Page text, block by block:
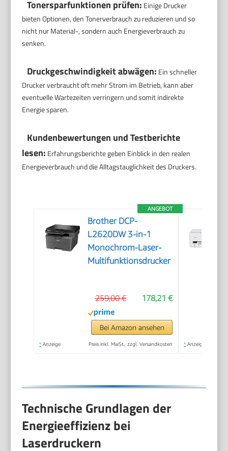
Tonersparfunktionen prüfen: Einige Drucker
bieten Optionen, den Tonerverbrauch zu reduzieren und so
nicht nur Material-, sondern auch Energieverbrauch zu
senken.
Druckgeschwindigkeit abwägen: Ein schneller
Drucker verbraucht oft mehr Strom im Betrieb, kann aber
eventuelle Wartezeiten verringern und somit indirekte
Energie sparen.
Kundenbewertungen und Testberichte
lesen: Erfahrungsberichte geben Einblick in den realen
Energieverbrauch und die Alltagstauglichkeit des Druckers.
ANGEBOT
Brother DCP-
L2620DW 3-in-1
Monochrom-Laser-
Multifunktionsdrucker
178,21 €
259,00 €
Bei Amazon ansehen
* Anzeige Preis inkl. MwSt., zzgl. Versandkosten * Anzeige
Technische Grundlagen der
Energieeffizienz bei
Laserdruckern